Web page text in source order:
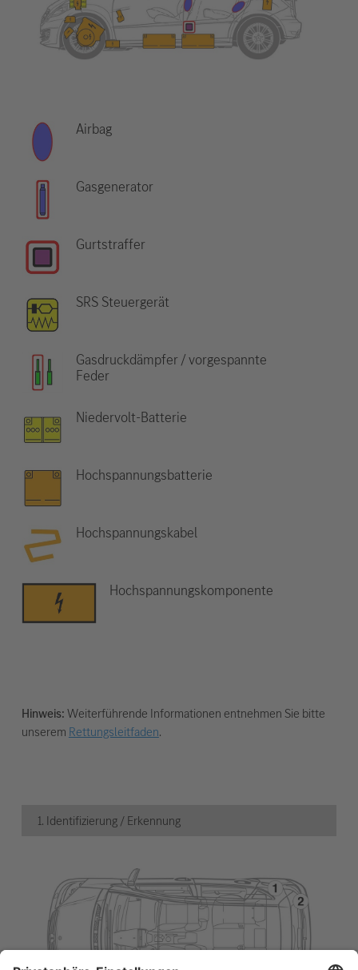
Airbag
Gasgenerator
Gurtstraffer
SRS Steuergerät
Gasdruckdämpfer / vorgespannte
Feder
Niedervolt-Batterie
Hochspannungsbatterie
Hochspannungskabel
Hochspannungskomponente
Hinweis:Weiterführende Informationen entnehmen Sie bitte
unserem Rettungsleitfaden.
1. Identifizierung / Erkennung